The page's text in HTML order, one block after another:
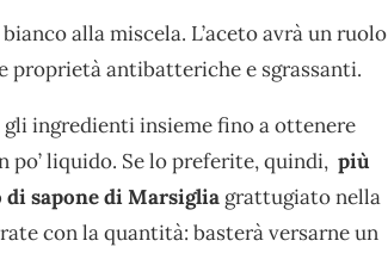
alla miscela. L’aceto avrà un ruolo
proprietà antibatteriche e sgrassanti.
ingredienti insieme fino a ottenere
po’ liquido. Se lo preferite, quindi, più
di sapone di Marsiglia grattugiato nella
con la quantità: basterà versarne un